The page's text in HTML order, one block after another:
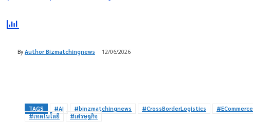
By Author Bizmatchingnews 12/06/2026
TAGS #AI #binzmatchingnews #CrossBorderLogistics #ECommerce
#เทคโนโลยี
#เศรษฐกิจ